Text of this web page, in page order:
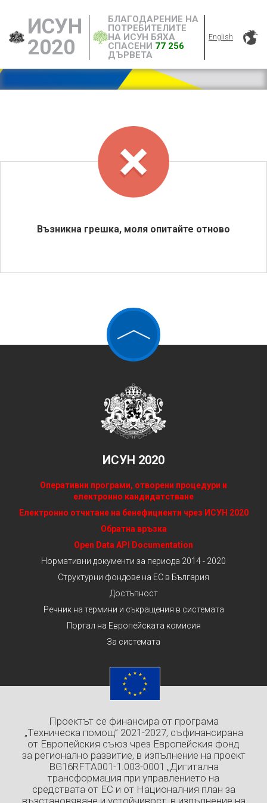
ИСУН
2020
БЛАГОДАРЕНИЕ НА
ПОТРЕБИТЕЛИТЕ
НА ИСУН БЯХА
СПАСЕНИ 77 256
ДЪРВЕТА
English
Възникна грешка, моля опитайте отново
ИСУН 2020
Оперативни програми, отворени процедури и
електронно кандидатстване
Електронно отчитане на бенефициенти чрез ИСУН 2020
Обратна връзка
Open Data API Documentation
Нормативни документи за периода 2014 - 2020
Структурни фондове на ЕС в България
Достъпност
Речник на термини и съкращения в системата
Портал на Европейската комисия
За системата
Проектът се финансира от програма
„Техническа помощ” 2021-2027, съфинансирана
от Европейския съюз чрез Европейския фонд
за регионално развитие, в изпълнение на проект
BG16RFTA001-1.003-0001 „Дигитална
трансформация при управлението на
средствата от ЕС и от Националния план за
възстановяване и устойчивост, в изпълнение на